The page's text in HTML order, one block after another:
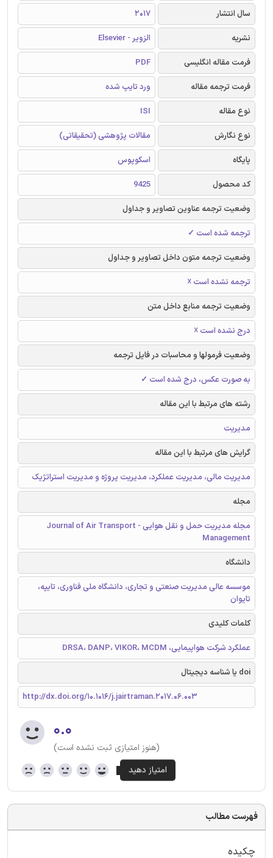
سال انتشار
2017
نشریه
الزویر - Elsevier
فرمت مقاله انگلیسی
PDF
فرمت ترجمه مقاله
ورد تایپ شده
نوع مقاله
ISI
نوع نگارش
مقالات پژوهشی (تحقیقاتی)
پایگاه
اسکوپوس
کد محصول
9425
وضعیت ترجمه عناوین تصاویر و جداول
ترجمه شده است ✓
وضعیت ترجمه متون داخل تصاویر و جداول
ترجمه نشده است ☓
وضعیت ترجمه منابع داخل متن
درج نشده است ☓
وضعیت فرمولها و محاسبات در فایل ترجمه
به صورت عکس، درج شده است ✓
رشته های مرتبط با این مقاله
مدیریت
گرایش های مرتبط با این مقاله
مدیریت مالی، مدیریت عملکرد، مدیریت پروژه و مدیریت استراتژیک
مجله
مجله مدیریت حمل و نقل هوایی - Journal of Air Transport
Management
دانشگاه
موسسه عالی مدیریت صنعتی و تجاری، دانشگاه ملی فناوری، تایپه،
تایوان
کلمات کلیدی
عملکرد شرکت هواپیمایی، DRSA، DANP، VIKOR، MCDM
doi یا شناسه دیجیتال
http://dx.doi.org/10.1016/j.jairtraman.2017.06.003
۰.۰
(هنوز امتیازی ثبت نشده است)
فهرست مطالب
چکیده